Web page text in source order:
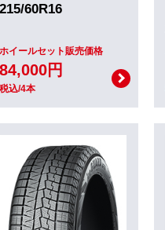
215/60R16
ホイールセット販売価格
84,000円
税込/4本